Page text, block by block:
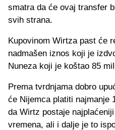
smatra da će ovaj transfer
svih strana.
Kupovinom Wirtza past će
nadmašen iznos koji je
Nuneza koji je koštao 85
Prema tvrdnjama dobro
će Nijemca platiti najmanje
da Wirtz postaje
vremena, ali i dalje je to